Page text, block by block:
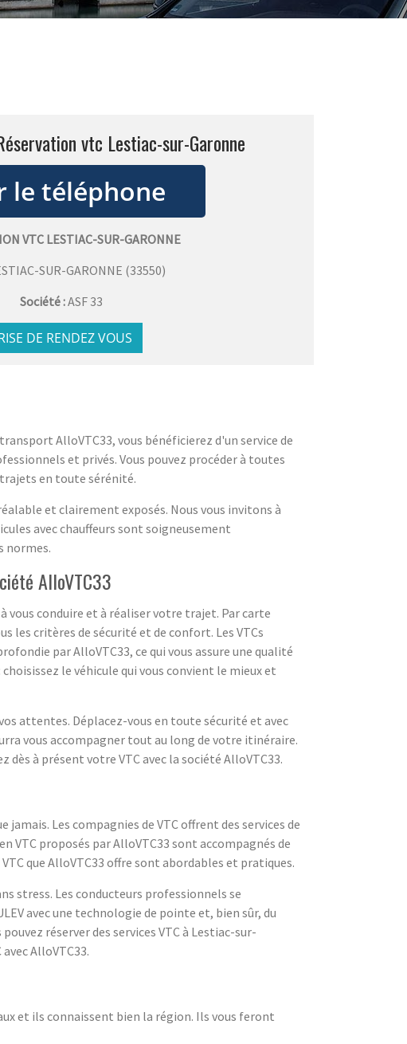
vtc Lestiac-sur-Garonne
VTC LESTIAC-SUR-GARONNE
SUR-GARONNE (33550)
Société :ASF 33
DE RENDEZ VOUS
AlloVTC33, vous bénéficierez d'un service de
et privés. Vous pouvez procéder à toutes
en toute sérénité.
et clairement exposés. Nous vous invitons à
avec chauffeurs sont soigneusement
normes.
AlloVTC33
vous conduire et à réaliser votre trajet. Par carte
les critères de sécurité et de confort. Les VTCs
par AlloVTC33, ce qui vous assure une qualité
le véhicule qui vous convient le mieux et
attentes. Déplacez-vous en toute sécurité et avec
vous accompagner tout au long de votre itinéraire.
à présent votre VTC avec la société AlloVTC33.
Les compagnies de VTC offrent des services de
VTC proposés par AlloVTC33 sont accompagnés de
que AlloVTC33 offre sont abordables et pratiques.
stress. Les conducteurs professionnels se
avec une technologie de pointe et, bien sûr, du
réserver des services VTC à Lestiac-sur-
AlloVTC33.
et ils connaissent bien la région. Ils vous feront